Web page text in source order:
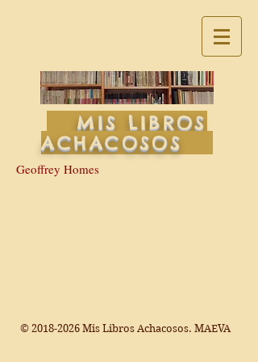
MIS LIBROS
ACHACOSOS
Geoffrey Homes
© 2018-2026 Mis Libros Achacosos. MAEVA